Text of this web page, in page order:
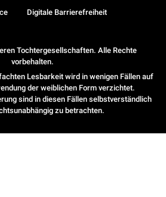
Tochtergesellschaften. Alle Rechte
vorbehalten.
Lesbarkeit wird in wenigen Fällen auf
der weiblichen Form verzichtet.
sind in diesen Fällen selbstverständlich
zu betrachten.
Digitale Barrierefreiheit